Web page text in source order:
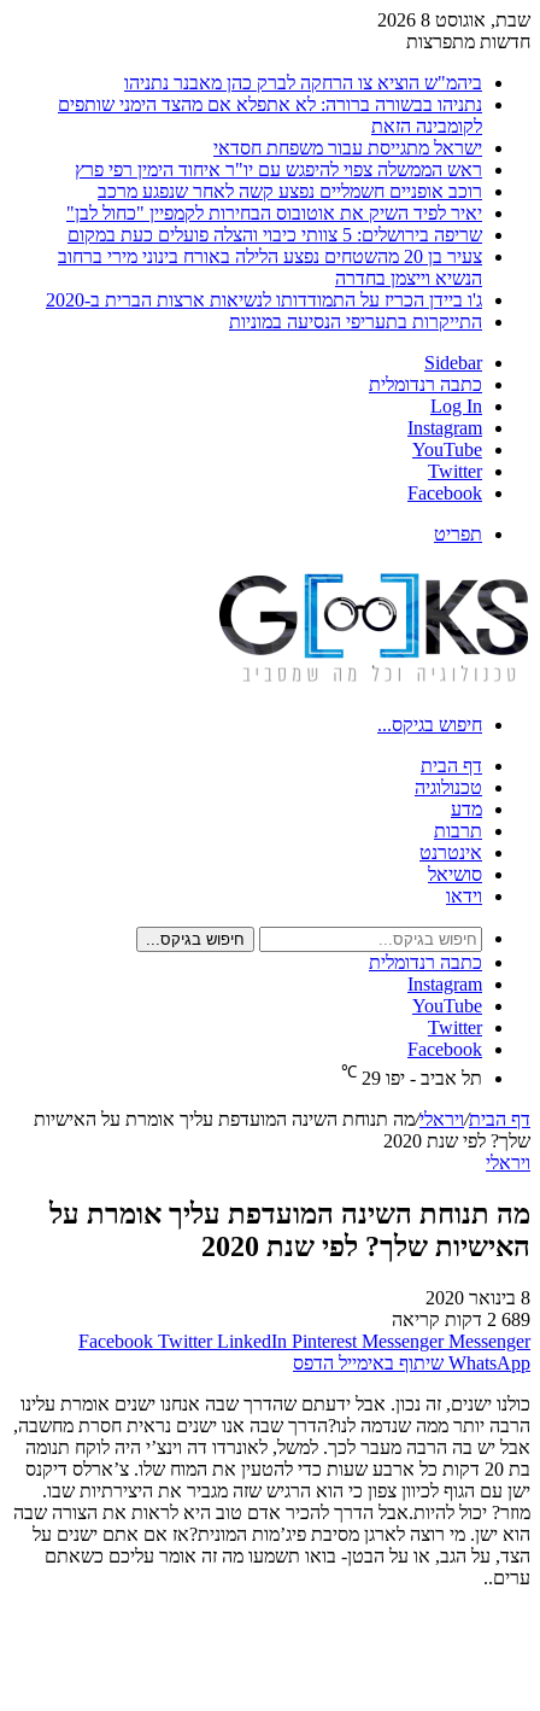
שבת, אוגוסט 8 2026
חדשות מתפרצות
ביהמ"ש הוציא צו הרחקה לברק כהן מאבנר נתניהו
נתניהו בבשורה ברורה: לא אתפלא אם מהצד הימני שותפים
לקומבינה הזאת
ישראל מתגייסת עבור משפחת חסדאי
ראש הממשלה צפוי להיפגש עם יו"ר איחוד הימין רפי פרץ
רוכב אופניים חשמליים נפצע קשה לאחר שנפגע מרכב
יאיר לפיד השיק את אוטובוס הבחירות לקמפיין "כחול לבן"
שריפה בירושלים: 5 צוותי כיבוי והצלה פועלים כעת במקום
צעיר בן 20 מהשטחים נפצע הלילה באורח בינוני מירי ברחוב
הנשיא וייצמן בחדרה
ג'ו ביידן הכריז על התמודדותו לנשיאות ארצות הברית ב-2020
התייקרות בתעריפי הנסיעה במוניות
Sidebar
כתבה רנדומלית
Log In
Instagram
YouTube
Twitter
Facebook
תפריט
חיפוש בגיקס...
דף הבית
טכנולוגיה
מדע
תרבות
אינטרנט
סושיאל
וידאו
חיפוש בגיקס...
כתבה רנדומלית
Instagram
YouTube
Twitter
Facebook
תל אביב - יפו 29
℃
דף הבית/ויראלי/מה תנוחת השינה המועדפת עליך אומרת על האישיות
שלך? לפי שנת 2020
ויראלי
מה תנוחת השינה המועדפת עליך אומרת על
האישיות שלך? לפי שנת 2020
8 בינואר 2020
689 2 דקות קריאה
Facebook Twitter LinkedIn Pinterest Messenger Messenger
WhatsApp שיתוף באימייל הדפס
כולנו ישנים, זה נכון. אבל ידעתם שהדרך שבה אנחנו ישנים אומרת עלינו
הרבה יותר ממה שנדמה לנו?הדרך שבה אנו ישנים נראית חסרת מחשבה,
אבל יש בה הרבה מעבר לכך. למשל, לאונרדו דה וינצ’י היה לוקח תנומה
בת 20 דקות כל ארבע שעות כדי להטעין את המוח שלו. צ’ארלס דיקנס
ישן עם הגוף לכיוון צפון כי הוא הרגיש שזה מגביר את היצירתיות שבו.
מוזר? יכול להיות.אבל הדרך להכיר אדם טוב היא לראות את הצורה שבה
הוא ישן. מי רוצה לארגן מסיבת פיג’מות המונית?אז אם אתם ישנים על
הצד, על הגב, או על הבטן- בואו תשמעו מה זה אומר עליכם כשאתם
ערים..